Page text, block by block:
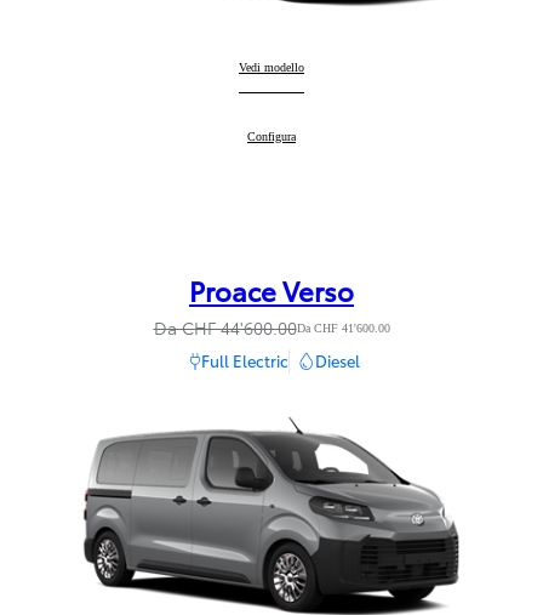
Proace:
Vedi modello
Proace:
Configura
Proace Verso
Da CHF 44'600.00Da CHF 41'600.00
Full Electric Diesel